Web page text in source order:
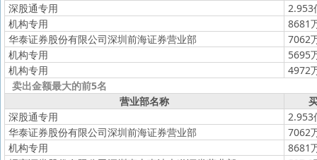
深股通专用
2.953
机构专用
8681
华泰证券股份有限公司深圳前海证券营业部
7062
机构专用
5695
机构专用
4972
卖出金额最大的前5名
营业部名称
深股通专用
2.953
华泰证券股份有限公司深圳前海证券营业部
7062
机构专用
8681